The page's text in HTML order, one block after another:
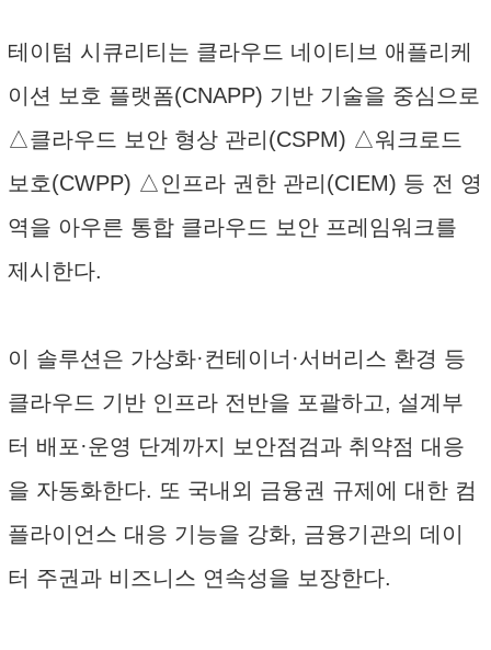
테이텀 시큐리티는 클라우드 네이티브 애플리케
이션 보호 플랫폼(CNAPP) 기반 기술을 중심으로
△클라우드 보안 형상 관리(CSPM) △워크로드
보호(CWPP) △인프라 권한 관리(CIEM) 등 전 영
역을 아우른 통합 클라우드 보안 프레임워크를
제시한다.
이 솔루션은 가상화·컨테이너·서버리스 환경 등
클라우드 기반 인프라 전반을 포괄하고, 설계부
터 배포·운영 단계까지 보안점검과 취약점 대응
을 자동화한다. 또 국내외 금융권 규제에 대한 컴
플라이언스 대응 기능을 강화, 금융기관의 데이
터 주권과 비즈니스 연속성을 보장한다.